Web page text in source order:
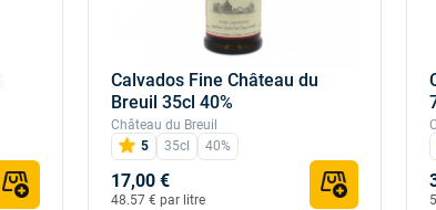
Calvados Fine Château du
Breuil 35cl 40%
Château du Breuil
5
35cl 40%
17,00 €
48.57 € par litre